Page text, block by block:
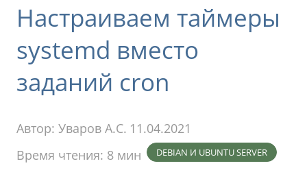
Настраиваем таймеры
systemd вместо
заданий cron
Автор: Уваров А.С. 11.04.2021
Время чтения: 8 мин
DEBIAN И UBUNTU SERVER